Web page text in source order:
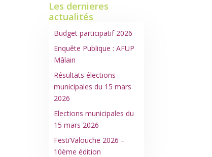
Les dernieres
actualités
Budget participatif 2026
Enquête Publique : AFUP
Mâlain
Résultats élections
municipales du 15 mars
2026
Elections municipales du
15 mars 2026
Festi’Valouche 2026 –
10ème édition